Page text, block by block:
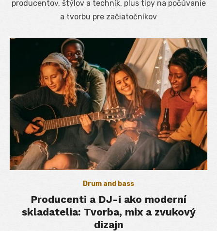
producentov, štýlov a techník, plus tipy na počúvanie
a tvorbu pre začiatočníkov
Drum and bass
Producenti a DJ-i ako moderní
skladatelia: Tvorba, mix a zvukový
dizajn